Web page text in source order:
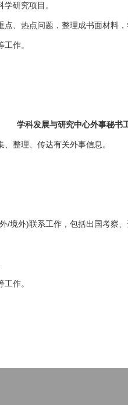
研究项目。
、热点问题，整理成书面材料，
作。
学科发展与研究中心外事秘书
整理、传达有关外事信息。
境外)联系工作，包括出国考察
作。